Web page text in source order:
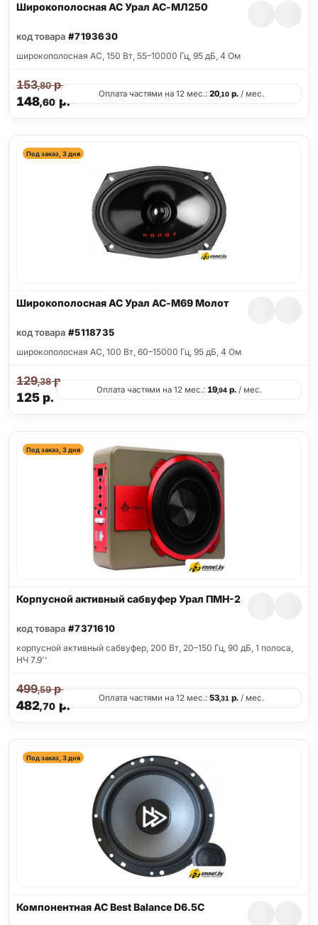
Широкополосная АС Урал АС-МЛ250
код товара #7193630
широкополосная АС, 150 Вт, 55–10000 Гц, 95 дБ, 4 Ом
148,60р.
153,80р.
Оплата частями на 12 мес.: 20,10 р. / мес.
Под заказ, 3 дня
Широкополосная АС Урал АС-М69 Молот
код товара #5118735
широкополосная АС, 100 Вт, 60–15000 Гц, 95 дБ, 4 Ом
125р.
129,38р.
Оплата частями на 12 мес.: 19,94р./ мес.
Под заказ, 3 дня
Корпусной активный сабвуфер Урал ПМН-2
код товара #7371610
корпусной активный сабвуфер, 200 Вт, 20–150 Гц, 90 дБ, 1 полоса,
НЧ 7.9''
482,70р.
499,59р.
Оплата частями на 12 мес.: 53,31 р. / мес.
Под заказ, 3 дня
Компонентная АС Best Balance D6.5C